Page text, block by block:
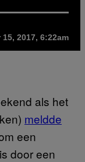
2017, 6:22am
als het
meldde
een
door een